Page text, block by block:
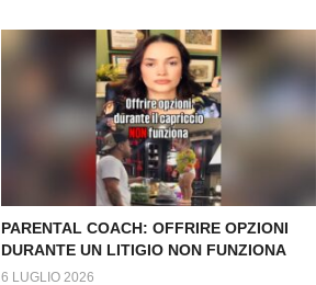
PARENTAL COACH: OFFRIRE OPZIONI
DURANTE UN LITIGIO NON FUNZIONA
6 LUGLIO 2026